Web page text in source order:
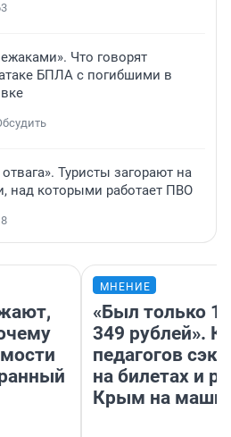
Что говорят
БПЛА с погибшими в
Туристы загорают на
над которыми работает ПВО
МНЕНИЕ
«Был только
349 рублей».
педагогов
на билетах и
Крым на